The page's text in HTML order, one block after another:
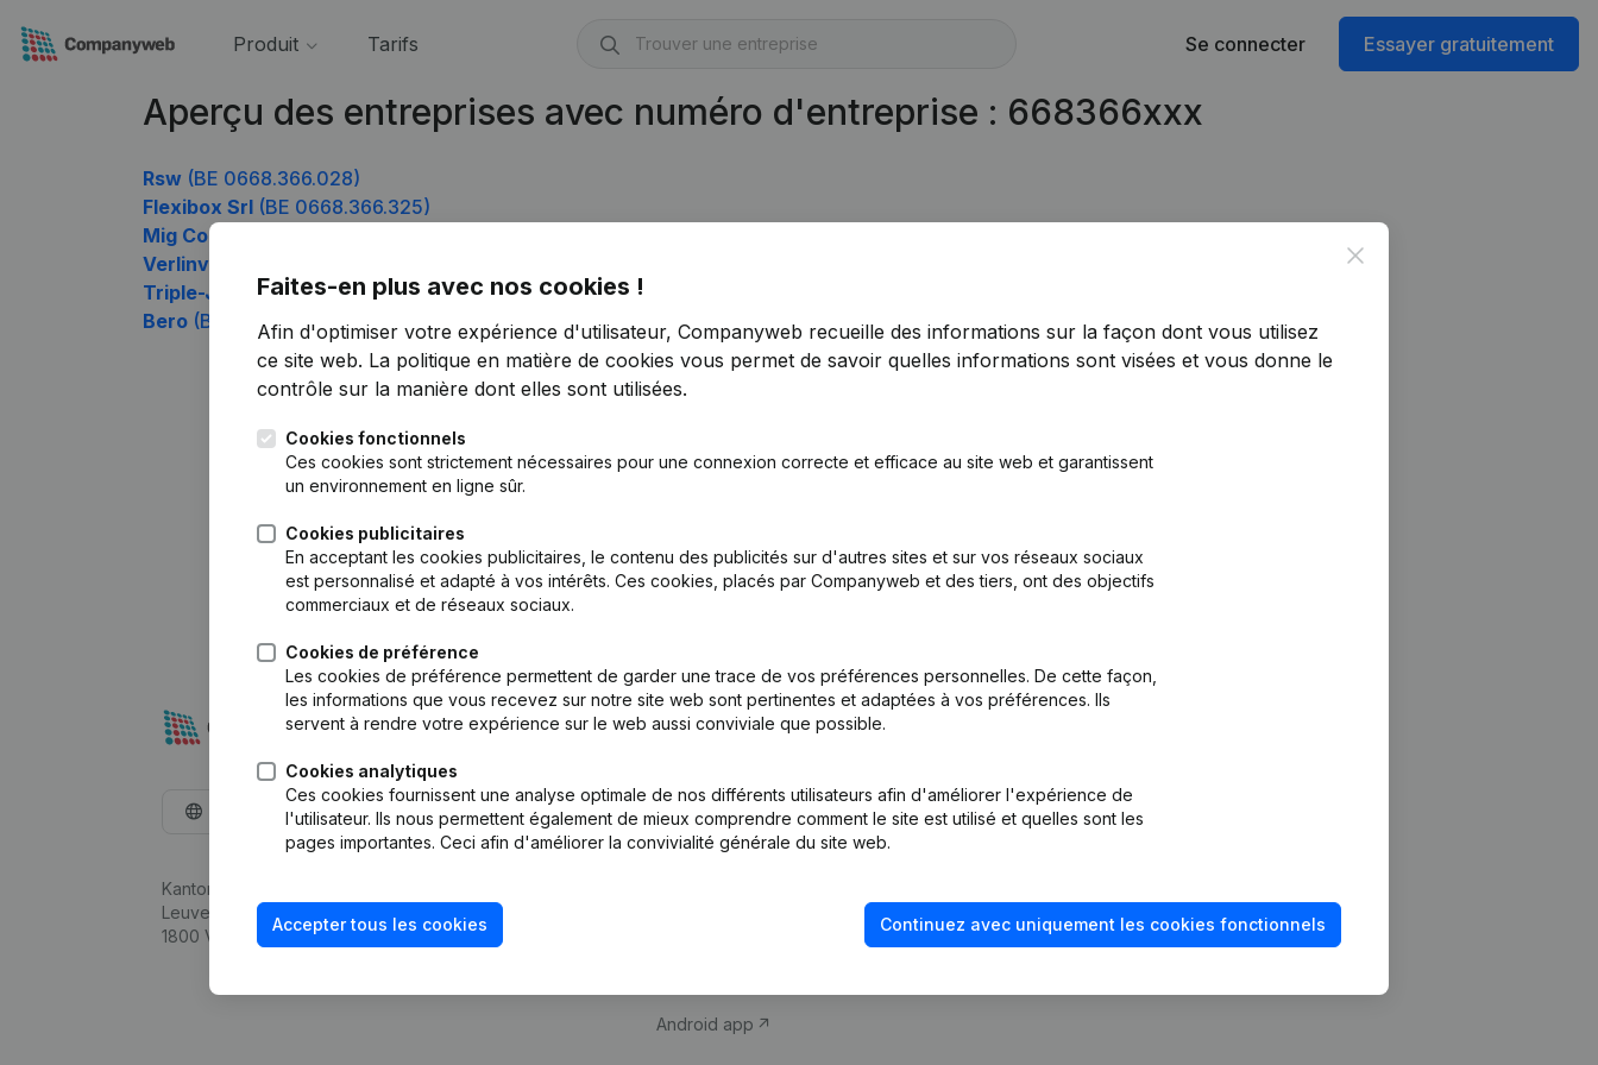
Produit Tarifs Se connecter Essayer gratuitement
Aperçu des entreprises avec numéro d'entreprise : 668366xxx
Rsw (BE 0668.366.028)
Flexibox Srl (BE 0668.366.325)
Mig Construct
Verlinvest Beverages
Triple-J Consult(BE 0668.366.622)
Bero (BE 0668.366.919)
Close
Faites-en plus avec nos cookies !
Afin d'optimiser votre expérience d'utilisateur, Companyweb recueille des informations sur la façon dont vous utilisez
ce site web. La politique en matière de cookies vous permet de savoir quelles informations sont visées et vous donne le
contrôle sur la manière dont elles sont utilisées.
Cookies fonctionnels
Ces cookies sont strictement nécessaires pour une connexion correcte et efficace au site web et garantissent
un environnement en ligne sûr.
Cookies publicitaires
En acceptant les cookies publicitaires, le contenu des publicités sur d'autres sites et sur vos réseaux sociaux
est personnalisé et adapté à vos intérêts. Ces cookies, placés par Companyweb et des tiers, ont des objectifs
commerciaux et de réseaux sociaux.
Cookies de préférence
Les cookies de préférence permettent de garder une trace de vos préférences personnelles. De cette façon,
les informations que vous recevez sur notre site web sont pertinentes et adaptées à vos préférences. Ils
servent à rendre votre expérience sur le web aussi conviviale que possible.
Cookies analytiques
Ces cookies fournissent une analyse optimale de nos différents utilisateurs afin d'améliorer l'expérience de
l'utilisateur. Ils nous permettent également de mieux comprendre comment le site est utilisé et quelles sont les
pages importantes. Ceci afin d'améliorer la convivialité générale du site web.
Accepter tous les cookies Continuez avec uniquement les cookies fonctionnels
Français
Kantorenpark Everest
Leuvensesteenweg 248D,
1800 Vilvoorde
Produit
d’entreprise
Monitoring
Android app
fraude
Consulter des comptes annuels
Vérification de la solvabilité